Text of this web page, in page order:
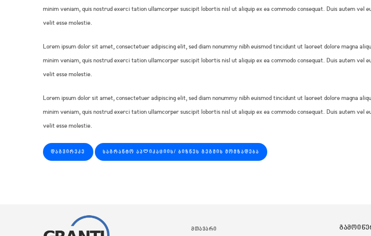
minim veniam, quis nostrud exerci tation ullamcorper suscipit lobortis nisl ut aliquip ex ea commodo consequat. Duis autem vel
velit esse molestie.
Lorem ipsum dolor sit amet, consectetuer adipiscing elit, sed diam nonummy nibh euismod tincidunt ut laoreet dolore magna
minim veniam, quis nostrud exerci tation ullamcorper suscipit lobortis nisl ut aliquip ex ea commodo consequat. Duis autem vel
velit esse molestie.
Lorem ipsum dolor sit amet, consectetuer adipiscing elit, sed diam nonummy nibh euismod tincidunt ut laoreet dolore magna
minim veniam, quis nostrud exerci tation ullamcorper suscipit lobortis nisl ut aliquip ex ea commodo consequat. Duis autem vel
velit esse molestie.
ᲓᲐᲒᲕᲘᲠᲔᲙᲔ ᲡᲐᲒᲠᲐᲜᲢᲝ ᲐᲞᲚᲘᲙᲐᲪᲘᲘᲡ/ ᲑᲘᲖᲜᲔᲡ ᲒᲔᲒᲛᲘᲡ ᲛᲝᲛᲖᲐᲓᲔᲑᲐ
ᲛᲗᲐᲕᲐᲠᲘ